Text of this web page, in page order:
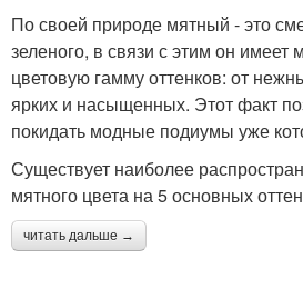
По своей природе мятный - это
зеленого, в связи с этим он
цветовую гамму оттенков: от
ярких и насыщенных. Этот факт
покидать модные подиумы уже
Существует наиболее
мятного цвета на 5 основных
читать дальше →